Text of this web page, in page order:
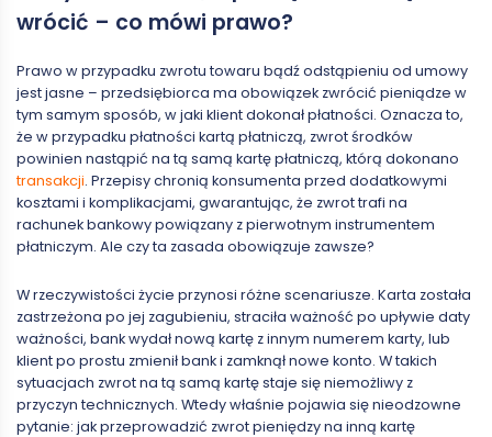
wrócić – co mówi prawo?
Prawo w przypadku zwrotu towaru bądź odstąpieniu od umowy
jest jasne – przedsiębiorca ma obowiązek zwrócić pieniądze w
tym samym sposób, w jaki klient dokonał płatności. Oznacza to,
że w przypadku płatności kartą płatniczą, zwrot środków
powinien nastąpić na tą samą kartę płatniczą, którą dokonano
transakcji. Przepisy chronią konsumenta przed dodatkowymi
kosztami i komplikacjami, gwarantując, że zwrot trafi na
rachunek bankowy powiązany z pierwotnym instrumentem
płatniczym. Ale czy ta zasada obowiązuje zawsze?
W rzeczywistości życie przynosi różne scenariusze. Karta została
zastrzeżona po jej zagubieniu, straciła ważność po upływie daty
ważności, bank wydał nową kartę z innym numerem karty, lub
klient po prostu zmienił bank i zamknął nowe konto. W takich
sytuacjach zwrot na tą samą kartę staje się niemożliwy z
przyczyn technicznych. Wtedy właśnie pojawia się nieodzowne
pytanie: jak przeprowadzić zwrot pieniędzy na inną kartę